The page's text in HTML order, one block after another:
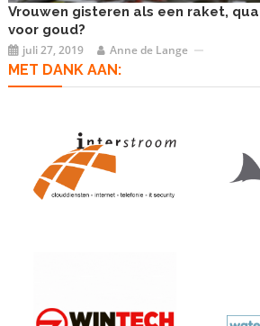
Vrouwen gisteren als een raket,
voor goud?
juli 27, 2019 Anne de Lange
MET DANK AAN: